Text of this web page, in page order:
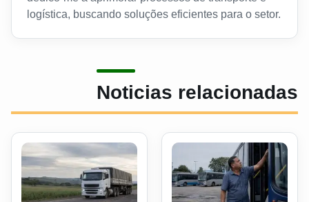
logística, buscando soluções eficientes para o setor.
Noticias relacionadas